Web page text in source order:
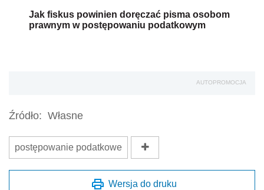
Jak fiskus powinien doręczać pisma osobom
prawnym w postępowaniu podatkowym
AUTOPROMOCJA
Źródło: Własne
postępowanie podatkowe
Wersja do druku